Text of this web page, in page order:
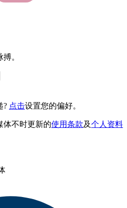
。
? 点击设置您的偏好。
体不时更新的使用条款及个人资料